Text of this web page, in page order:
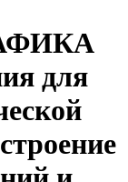
для